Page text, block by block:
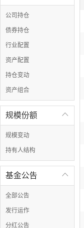
公司持仓
债券持仓
行业配置
资产配置
持仓变动
资产组合

规模份额
规模变动
持有人结构

基金公告
全部公告
发行运作
分红公告